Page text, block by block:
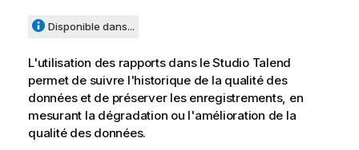
Disponible dans...
L'utilisation des rapports dans leStudio Talend
permet de suivre l'historique de la qualité des
données et de préserver les enregistrements, en
mesurant la dégradation ou l'amélioration de la
qualité des données.